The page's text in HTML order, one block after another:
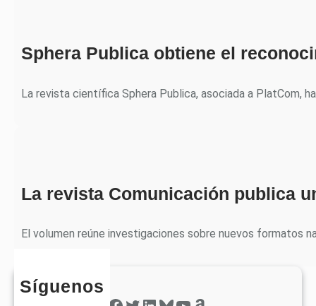
Sphera Publica obtiene el
La revista científica Sphera Publica, asociada a PlatCom,
La revista Comunicación publica
El volumen reúne investigaciones sobre nuevos formatos
Síguenos